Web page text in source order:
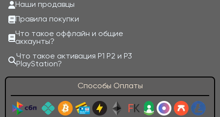
Наши продавцы
Правила покупки
Что такое оффлайн и общие
аккаунты?
Что такое активация P1 P2 и P3
PlayStation?
Способы Оплаты